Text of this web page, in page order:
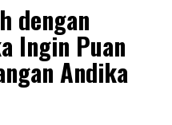
dengan
Ingin Puan
Andika